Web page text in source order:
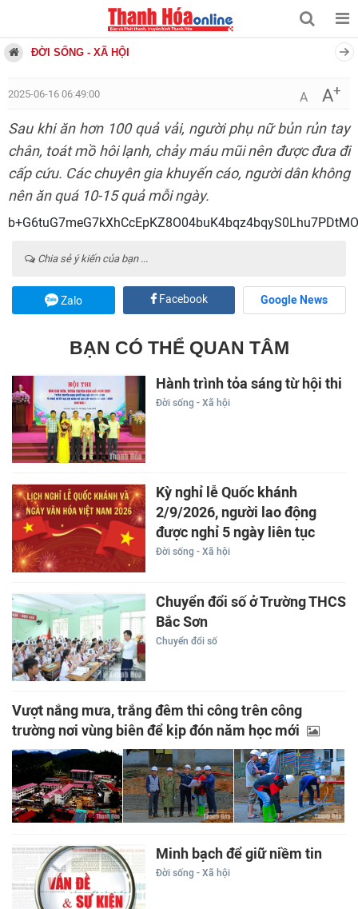
ĐỜI SỐNG - XÃ HỘI
2025-06-16 06:49:00 A A+
Sau khi ăn hơn 100 quả vải, người phụ nữ bủn rủn tay
chân, toát mồ hôi lạnh, chảy máu mũi nên được đưa đi
cấp cứu. Các chuyên gia khuyến cáo, người dân không
nên ăn quá 10-15 quả mỗi ngày.
Chia sẻ ý kiến của bạn ...
Zalo Facebook Google News
BẠN CÓ THỂ QUAN TÂM
Hành trình tỏa sáng từ hội thi
Đời sống - Xã hội
Kỳ nghỉ lễ Quốc khánh
2/9/2026, người lao động
được nghỉ 5 ngày liên tục
Đời sống - Xã hội
Chuyển đổi số ở Trường THCS
Bắc Sơn
Chuyển đổi số
Vượt nắng mưa, trắng đêm thi công trên công
trường nơi vùng biên để kịp đón năm học mới
Minh bạch để giữ niềm tin
Đời sống - Xã hội